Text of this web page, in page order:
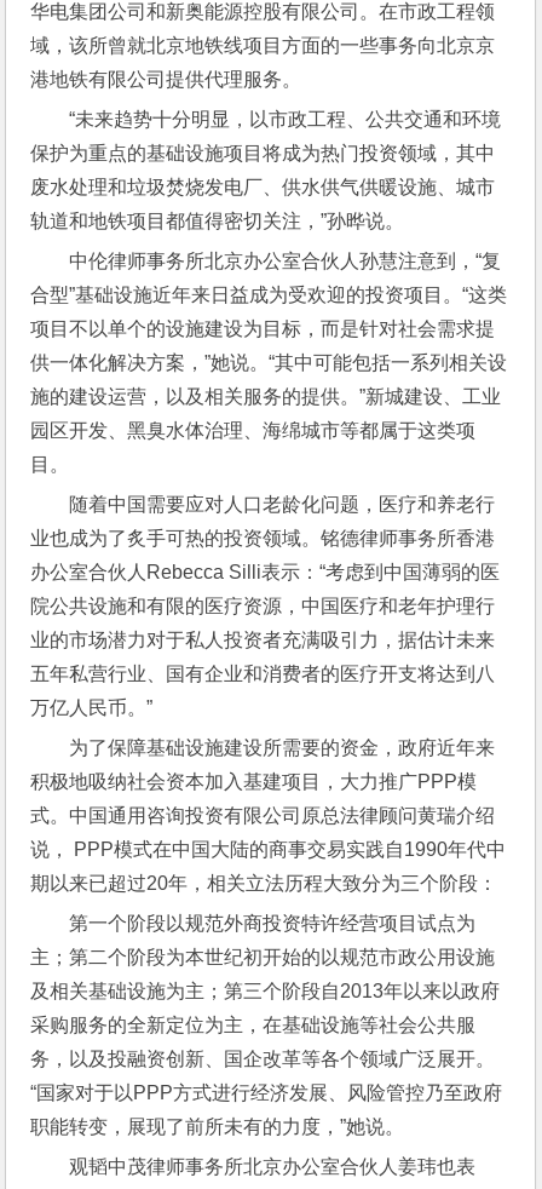
华电集团公司和新奥能源控股有限公司。在市政工程领
域，该所曾就北京地铁线项目方面的一些事务向北京京
港地铁有限公司提供代理服务。
“未来趋势十分明显，以市政工程、公共交通和环境
保护为重点的基础设施项目将成为热门投资领域，其中
废水处理和垃圾焚烧发电厂、供水供气供暖设施、城市
轨道和地铁项目都值得密切关注，”孙晔说。
中伦律师事务所北京办公室合伙人孙慧注意到，“复
合型”基础设施近年来日益成为受欢迎的投资项目。“这类
项目不以单个的设施建设为目标，而是针对社会需求提
供一体化解决方案，”她说。“其中可能包括一系列相关设
施的建设运营，以及相关服务的提供。”新城建设、工业
园区开发、黑臭水体治理、海绵城市等都属于这类项
目。
随着中国需要应对人口老龄化问题，医疗和养老行
业也成为了炙手可热的投资领域。铭德律师事务所香港
办公室合伙人Rebecca Silli表示：“考虑到中国薄弱的医
院公共设施和有限的医疗资源，中国医疗和老年护理行
业的市场潜力对于私人投资者充满吸引力，据估计未来
五年私营行业、国有企业和消费者的医疗开支将达到八
万亿人民币。”
为了保障基础设施建设所需要的资金，政府近年来
积极地吸纳社会资本加入基建项目，大力推广PPP模
式。中国通用咨询投资有限公司原总法律顾问黄瑞介绍
说， PPP模式在中国大陆的商事交易实践自1990年代中
期以来已超过20年，相关立法历程大致分为三个阶段：
第一个阶段以规范外商投资特许经营项目试点为
主；第二个阶段为本世纪初开始的以规范市政公用设施
及相关基础设施为主；第三个阶段自2013年以来以政府
采购服务的全新定位为主，在基础设施等社会公共服
务，以及投融资创新、国企改革等各个领域广泛展开。
“国家对于以PPP方式进行经济发展、风险管控乃至政府
职能转变，展现了前所未有的力度，”她说。
观韬中茂律师事务所北京办公室合伙人姜玮也表